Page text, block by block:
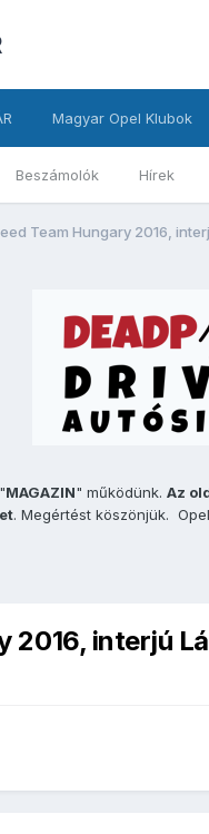
Beszámolók Hírek
Magyar Opel Klubok
Team Hungary 2016,
MAGAZIN" működünk. Az
. Megértést köszönjük.
2016, interjú